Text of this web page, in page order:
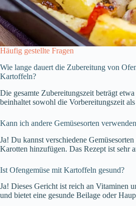
Häufig gestellte Fragen
Wie lange dauert die Zubereitung von
Kartoffeln?
Die gesamte Zubereitungszeit beträgt
beinhaltet sowohl die Vorbereitungszeit
Kann ich andere Gemüsesorten
Ja! Du kannst verschiedene
Karotten hinzufügen. Das Rezept ist sehr
Ist Ofengemüse mit Kartoffeln gesund?
Ja! Dieses Gericht ist reich an Vitaminen
und bietet eine gesunde Beilage oder